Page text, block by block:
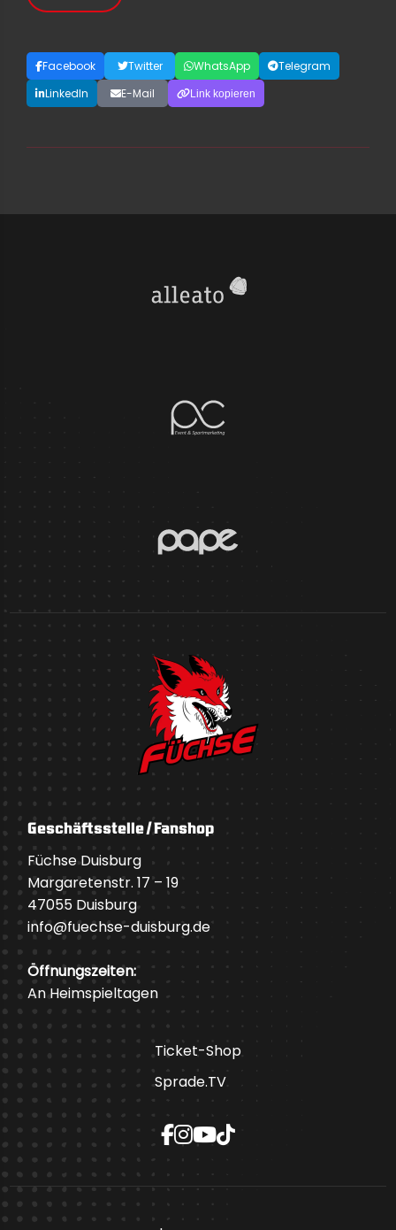
Facebook Twitter WhatsApp
Telegram
LinkedIn
E-Mail Link kopieren
Geschäftsstelle / Fanshop
Füchse Duisburg
Margaretenstr. 17 – 19
47055 Duisburg
info@fuechse-duisburg.de
Öffnungszeiten:
An Heimspieltagen
Ticket-Shop
Sprade.TV